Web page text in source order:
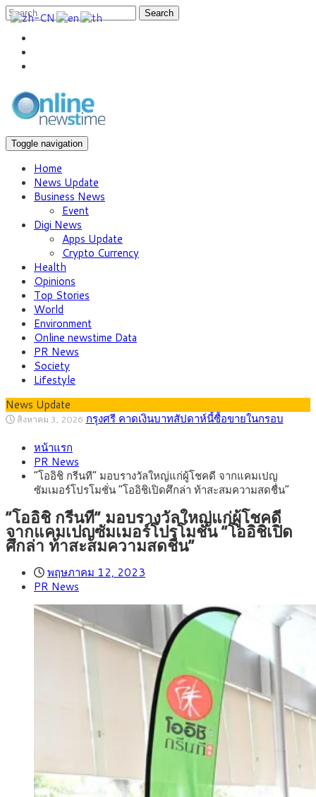
Search
Toggle navigation
Home
News Update
Business News
Event
Digi News
Apps Update
Crypto Currency
Health
Opinions
Top Stories
World
Environment
Online newstime Data
PR News
Society
Lifestyle
News Update
สิงหาคม 3, 2026
33.00-33.60 ติดตามข้อมูลจ้างงานสหรัฐฯ
สิงหาคม 1, 2026 “เอกนิติ” เปิดเครื่องยนต์เศรษฐกิจใหม่ของไทย
ศักยภาพ
ติดลายการ์ตูน กรมศุลกากร เตือนผู้ปกครองเฝ้าระวัง หลังยึดล็อต
ใหญ่จากเยอรมนี
กรกฎาคม 27, 2026
2569) ซื้อขายในกรอบ 33.40-34.00 มองเฟดคงดอกเบี้ย
สิงหาคม 5, 2026
ครม.ไฟเขียวหลักการ ร่าง พ.ร.ฎ. เปิดทาง รฟม.เดิน
หน้ารถไฟฟ้าสงขลา โมโนเรล 12.54 กม. เชื่อมเมืองหาดใหญ่
สิงหาคม 4, 2026 สธ.ชี้ รพ.รัฐแบกรับผู้ป่วยบัตรทอง 87% แต่ได้งบ
รายหัวเพียง 2,618 บาท เสนอทบทวนจัดสรรงบให้สอดคล้องภาระ
งานจริง
สิงหาคม 3, 2026 กรุงศรี คาดเงินบาทสัปดาห์นี้ซื้อขายในกรอบ
33.00-33.60 ติดตามข้อมูลจ้างงานสหรัฐฯ
หน้าแรก
PR News
“โออิชิ กรีนที” มอบรางวัลใหญ่แก่ผู้โชคดี จากแคมเปญ
ซัมเมอร์โปรโมชั่น “โออิชิเปิดศึกล่า ท้าสะสมความสดชื่น”
“โออิชิ กรีนที” มอบรางวัลใหญ่แก่ผู้โชคดี
จากแคมเปญซัมเมอร์โปรโมชั่น “โออิชิเปิด
ศึกล่า ท้าสะสมความสดชื่น”
พฤษภาคม 12, 2023
PR News